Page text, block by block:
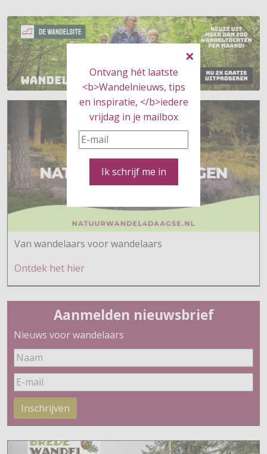
Ontvang hét laatste
<b>Wandelnieuws, tips
en inspiratie, </b>iedere
vrijdag in je mailbox
Ik schrijf me in
Van wandelaars voor wandelaars
Ontdek het hier
Aanmelden nieuwsbrief
Nieuws voor wandelaars
Inschrijven